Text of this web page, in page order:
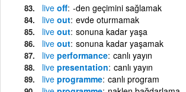
live off -den geçimini sağlamak
live out evde oturmamak
live out sonuna kadar yaşa
live out sonuna kadar yaşamak
live performance canlı yayın
live presentation canlı yayın
live programme canlı program